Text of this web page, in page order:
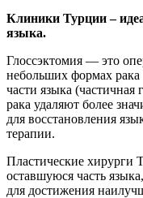
Клиники Турции –
языка.
Глоссэктомия — это
небольших формах рака
части языка
рака удаляют более
для восстановления
терапии.
Пластические хирурги
оставшуюся часть
для достижения